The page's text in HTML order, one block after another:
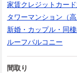
家賃クレジットカー
タワーマンション（高
新婚・カップル・同
ルーフバルコニー
間取り